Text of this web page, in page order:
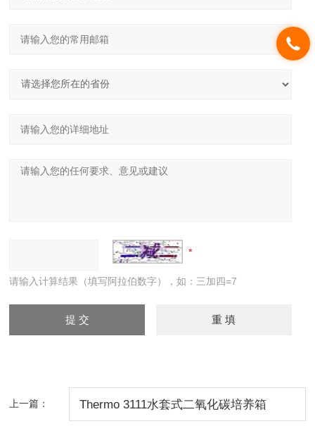
请输入计算结果（填写阿拉伯数字），如：三加四=7
上一篇： Thermo 3111水套式二氧化碳培养箱